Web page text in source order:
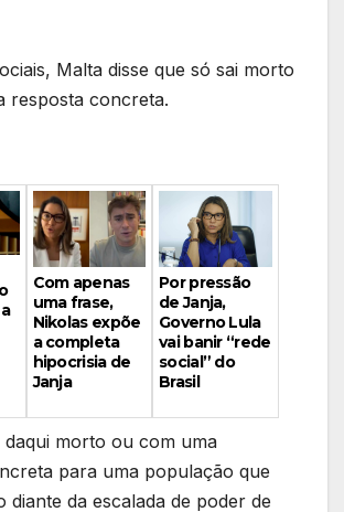
Malta disse que só sai morto
resposta concreta.
Com apenas
uma frase,
Nikolas expõe
a completa
hipocrisia de
Janja
Por pressão
de Janja,
Governo Lula
vai banir “rede
social” do
Brasil
daqui morto ou com uma
para uma população que
diante da escalada de poder de